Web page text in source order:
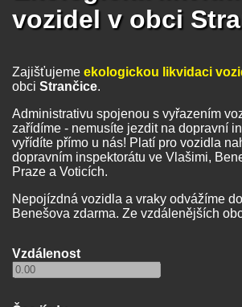
vozidel v obci
Zajišťujeme ekologickou likvidaci
obci Strančice.
Administrativu spojenou s vyřazením
zařídíme - nemusíte jezdit na dopravní
vyřídíte přímo u nás! Platí pro vozidla
dopravním inspektorátu ve Vlašimi,
Praze a Voticích.
Nepojízdná vozidla a vraky odvážíme
Benešova zdarma. Ze vzdálenějších
Vzdálenost